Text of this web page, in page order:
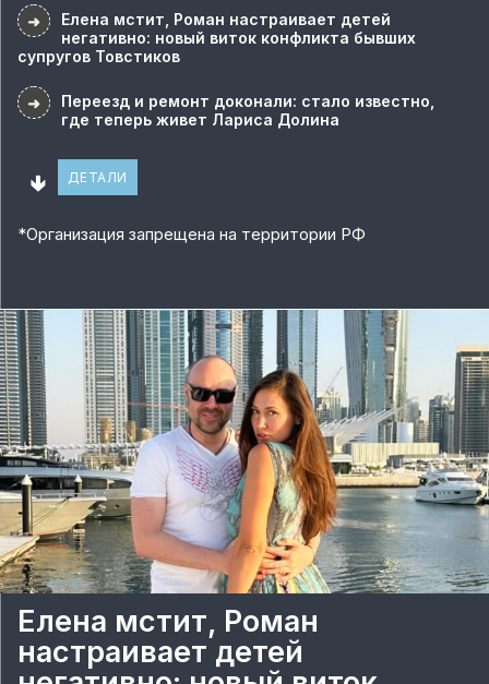
➜
Елена мстит, Роман настраивает детей
негативно: новый виток конфликта бывших
супругов Товстиков
➜
Переезд и ремонт доконали: стало известно,
где теперь живет Лариса Долина
🢃 ДЕТАЛИ
*Организация запрещена на территории РФ
Елена мстит, Роман
настраивает детей